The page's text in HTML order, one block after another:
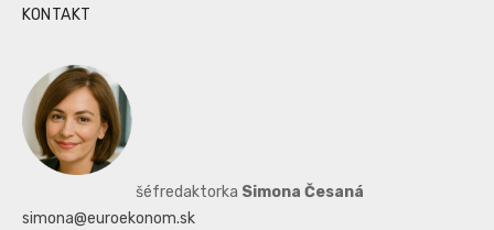
KONTAKT
šéfredaktorka Simona Česaná
simona@euroekonom.sk